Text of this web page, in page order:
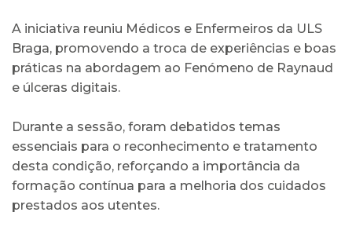
A iniciativa reuniu Médicos e Enfermeiros da ULS
Braga, promovendo a troca de experiências e boas
práticas na abordagem ao Fenómeno de Raynaud
e úlceras digitais.
Durante a sessão, foram debatidos temas
essenciais para o reconhecimento e tratamento
desta condição, reforçando a importância da
formação contínua para a melhoria dos cuidados
prestados aos utentes.